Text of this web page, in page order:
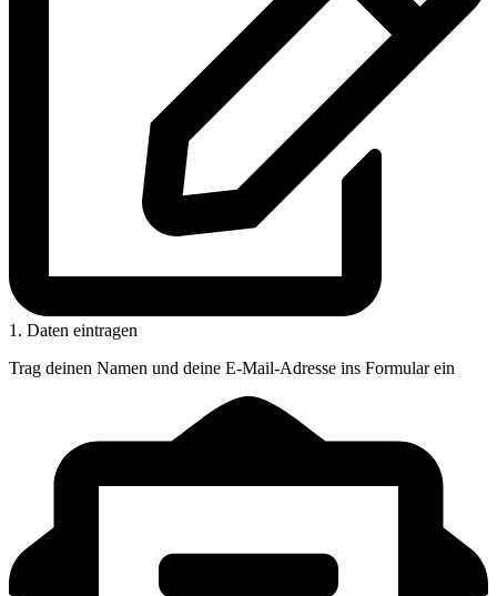
1. Daten eintragen
Trag deinen Namen und deine E-Mail-Adresse ins Formular ein